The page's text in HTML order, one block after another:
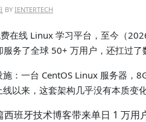
BY IENTERTECH
在线 Linux 学习平台，至今（
务了全球 50+ 万用户，还扛过
：一台 CentOS Linux 服务器，
以来，这套架构几乎没有本质变
西班牙技术博客带来单日 1 万用